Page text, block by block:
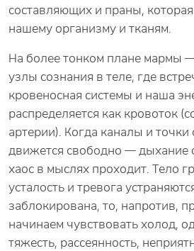
составляющих и праны,
нашему организму и тканям.
На более тонком плане мармы
узлы сознания в теле, где
кровеносная системы и наша
распределяется как кровоток
артерии). Когда каналы и
движется свободно — дыхание
хаос в мыслях проходит. Тело
усталость и тревога
заблокирована, то, напротив,
начинаем чувствовать холод,
тяжесть, рассеянность,